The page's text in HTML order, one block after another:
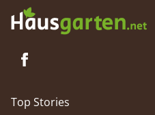
Top Stories